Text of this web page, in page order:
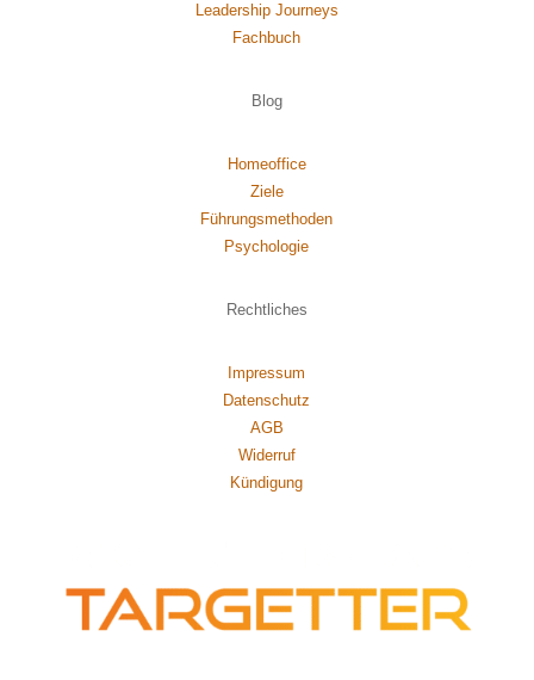
Leadership Journeys
Fachbuch
Blog
Homeoffice
Ziele
Führungsmethoden
Psychologie
Rechtliches
Impressum
Datenschutz
AGB
Widerruf
Kündigung